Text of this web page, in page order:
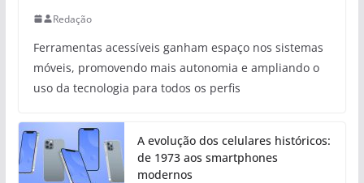
Redação
Ferramentas acessíveis ganham espaço nos sistemas
móveis, promovendo mais autonomia e ampliando o
uso da tecnologia para todos os perfis
A evolução dos celulares históricos:
de 1973 aos smartphones
modernos